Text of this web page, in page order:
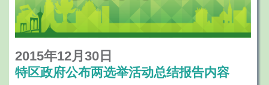
行政公职局所有同事能与领导层团结一致，
落实特区政府的施政方针。
2015年12月30日
特区政府公布两选举活动总结报告内容